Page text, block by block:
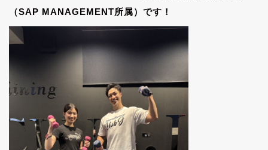
（SAP MANAGEMENT所属）です！